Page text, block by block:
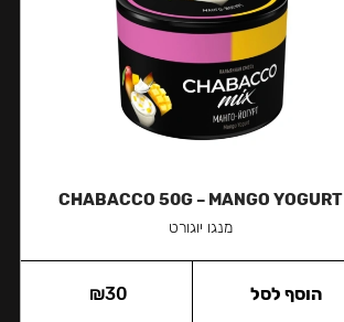
CHABACCO 50G – MANGO YOGURT
מנגו יוגורט
₪30 הוסף לסל